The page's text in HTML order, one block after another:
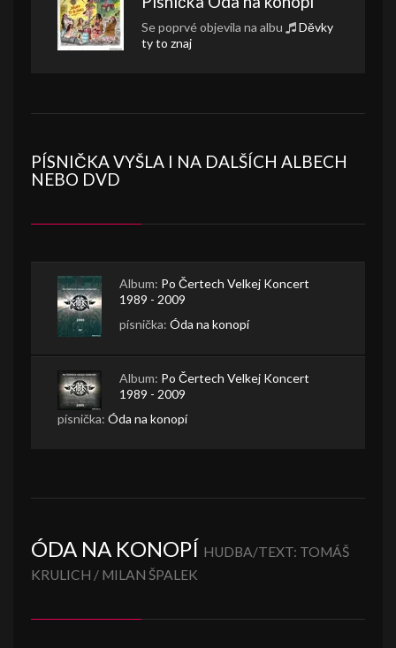
Se poprvé objevila na albu
Děvky
ty to znaj
PÍSNIČKA VYŠLA I NA DALŠÍCH ALBECH
NEBO DVD
Album: Po Čertech Velkej Koncert
1989 - 2009
písnička: Óda na konopí
Album: Po Čertech Velkej Koncert
1989 - 2009
písnička: Óda na konopí
ÓDA NA KONOPÍ HUDBA/TEXT: TOMÁŠ
KRULICH / MILAN ŠPALEK